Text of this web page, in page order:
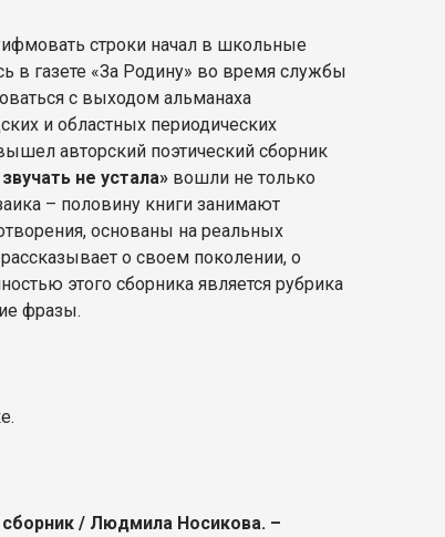
строки начал в школьные
в газете «За Родину» во время службы
с выходом альманаха
и областных периодических
авторский поэтический сборник
не устала» вошли не только
– половину книги занимают
основаны на реальных
о своем поколении, о
этого сборника является рубрика
фразы.
/ Людмила Носикова. –